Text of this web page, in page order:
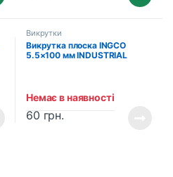
Викрутки
Викрутка плоска INGCO
5.5×100 мм INDUSTRIAL
Немає в наявності
60 грн.